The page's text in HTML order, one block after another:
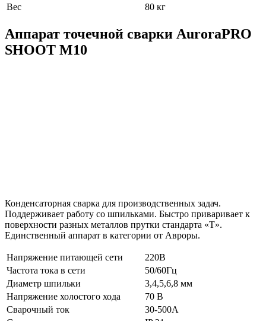
Вес
80 кг
Аппарат точечной сварки AuroraPRO
SHOOT M10
Конденсаторная сварка для производственных задач.
Поддерживает работу со шпильками. Быстро приваривает к
поверхности разных металлов прутки стандарта «Т».
Единственный аппарат в категории от Авроры.
Напряжение питающей сети
220В
Частота тока в сети
50/60Гц
Диаметр шпильки
3,4,5,6,8 мм
Напряжение холостого хода
70 В
Сварочный ток
30-500A